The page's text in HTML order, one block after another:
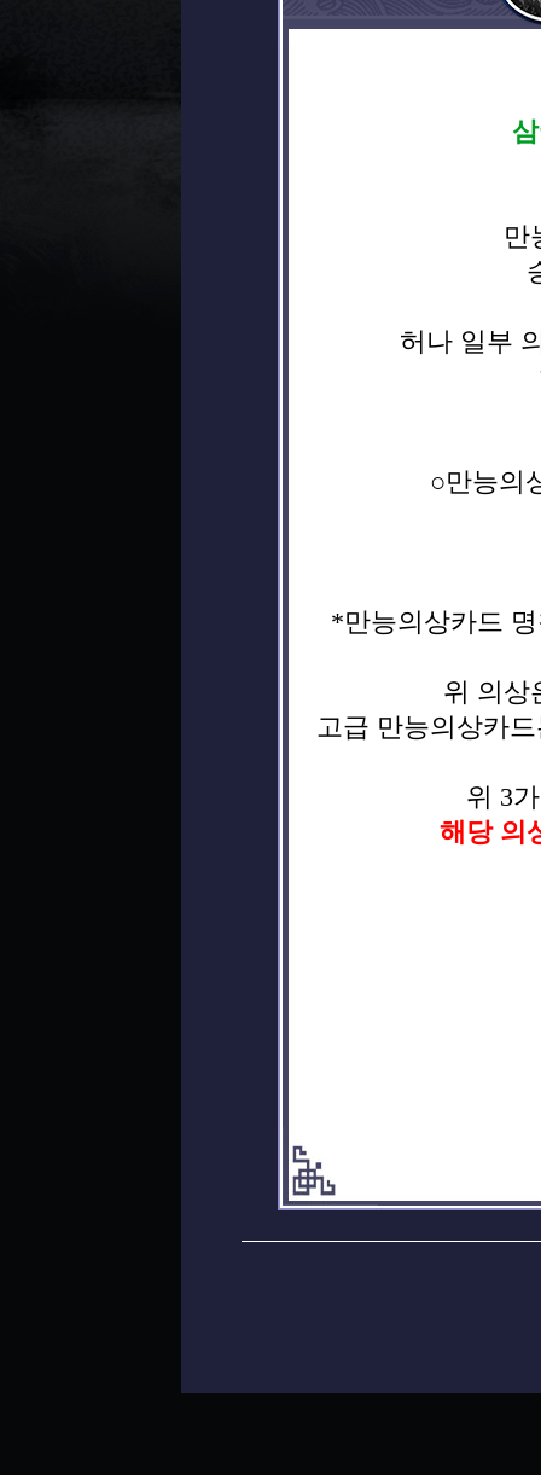
만
허나 일부
○만능의
*만능의상카드
위 의
고급 만능의상카
위 3
해당 의